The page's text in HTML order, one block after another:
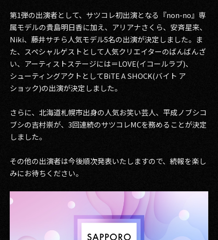
2026
2025
2024
2023
2021
2019
2016
第1弾の出演者として、サツコレ初出演となる『non-no』専
属モデルの貴島明日香に加え、アリアナさくら、安斉星来、
Niki、藤井サチら人気モデル5名の出演が決定しました。ま
た、スペシャルゲストとして人気クリエイターのばんばんざ
い、アーティストステージには＝LOVE(イコールラブ)、
シューティングアクトとしてBiTE A SHOCK(バイト ア
ショック)の出演が決定しました。
さらに、北海道札幌市出身の人気お笑い芸人、平成ノブシコ
ブシの吉村崇が、3回連続のサツコレMCを務めることが決定
しました。
その他の出演者は今後順次発表いたしますので、続報を楽し
みにお待ちください。